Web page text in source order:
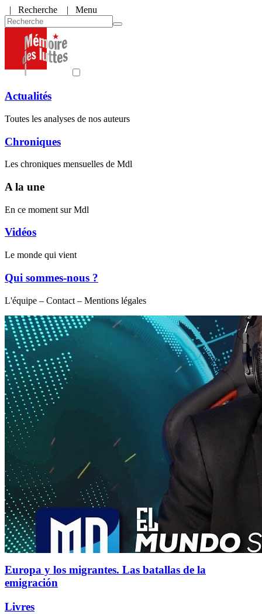
| Recherche | Menu
Actualités
Toutes les analyses de nos auteurs
Chroniques
Les chroniques mensuelles de Mdl
A la une
En ce moment sur Mdl
Vidéos
Le monde qui vient
Qui sommes-nous ?
L'équipe – Contact – Mentions légales
Europa y los migrantes. Las batallas de la
emigración
Livres